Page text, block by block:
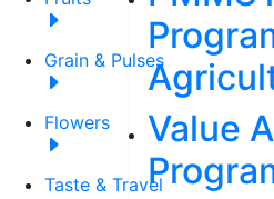
Grain & Pulses
Flowers
Taste & Travel
Value